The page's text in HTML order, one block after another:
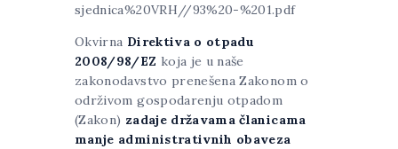
sjednica%20VRH//93%20-%201.pdf
Okvirna Direktiva o otpadu
2008/98/EZ koja je u naše
zakonodavstvo prenešena Zakonom o
održivom gospodarenju otpadom
(Zakon) zadaje državama članicama
manje administrativnih obaveza